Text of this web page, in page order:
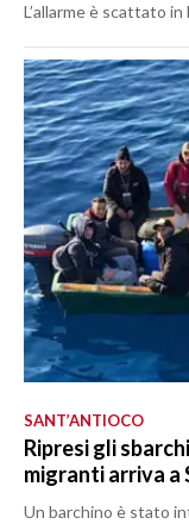
L’allarme è scattato
SANT’ANTIOCO
Ripresi gli
migranti arriva a
Un barchino è stato